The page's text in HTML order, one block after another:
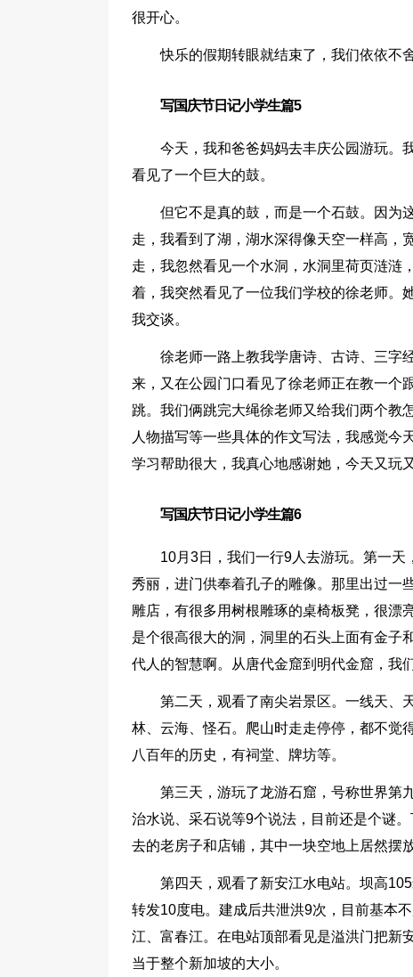
很开心。
快乐的假期转眼就结束了，我们依依不
写国庆节日记小学生篇5
今天，我和爸爸妈妈去丰庆公园游玩。
看见了一个巨大的鼓。
但它不是真的鼓，而是一个石鼓。因为
走，我看到了湖，湖水深得像天空一样高，
走，我忽然看见一个水洞，水洞里荷页涟涟
着，我突然看见了一位我们学校的徐老师。
我交谈。
徐老师一路上教我学唐诗、古诗、三字
来，又在公园门口看见了徐老师正在教一个
跳。我们俩跳完大绳徐老师又给我们两个教
人物描写等一些具体的作文写法，我感觉今
学习帮助很大，我真心地感谢她，今天又玩
写国庆节日记小学生篇6
10月3日，我们一行9人去游玩。第一
秀丽，进门供奉着孔子的雕像。那里出过一
雕店，有很多用树根雕琢的桌椅板凳，很漂
是个很高很大的洞，洞里的石头上面有金子
代人的智慧啊。从唐代金窟到明代金窟，我
第二天，观看了南尖岩景区。一线天、
林、云海、怪石。爬山时走走停停，都不觉
八百年的历史，有祠堂、牌坊等。
第三天，游玩了龙游石窟，号称世界第
治水说、采石说等9个说法，目前还是个谜
去的老房子和店铺，其中一块空地上居然摆
第四天，观看了新安江水电站。坝高
转发10度电。建成后共泄洪9次，目前基本
江、富春江。在电站顶部看见是溢洪门把新
当于整个新加坡的大小。